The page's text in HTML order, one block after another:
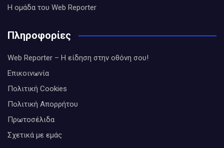
Η ομάδα του Web Reporter
Πληροφορίες
Web Reporter – Η είδηση στην οθόνη σου!
Επικοινωνία
Πολιτική Cookies
Πολιτική Απορρήτου
Πρωτοσέλιδα
Σχετικά με εμάς